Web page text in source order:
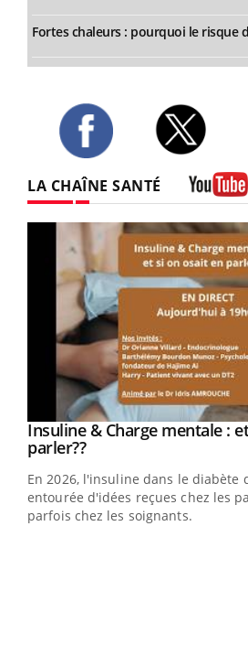
Fortes chaleurs : pourquoi le risque
LA CHAÎNE SANTÉ
Youtube
Insuline & Charge mentale :
parler??Youtube
En 2026, l'insuline dans le diabète
entourée d'idées reçues chez les
parfois chez les soignants.